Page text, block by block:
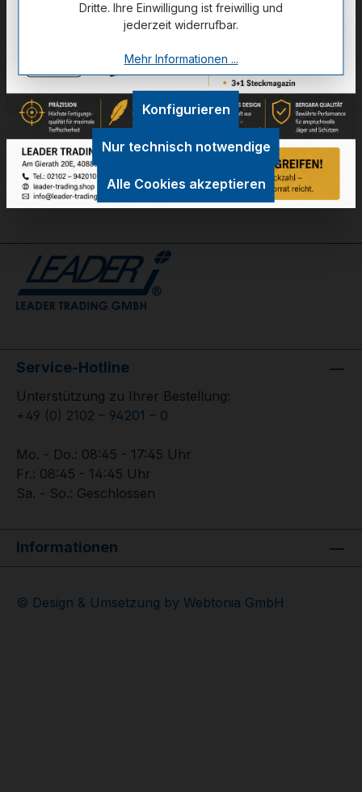
Technische Daten
GPSR Information
Bewertungen
Service-Hotline
Unterstützung zu Ihrer Bestellung:
+49 (0) 2102 – 94201 – 0
Mo. - Do.: 08:45 - 17:45 Uhr
Fr.: 08:45 - 14:45 Uhr
Sa. - So.: Geschlossen
Informationen
© Design & Umsetzung by Webtonia GmbH
Dritte. Ihre Einwilligung ist freiwillig und
jederzeit widerrufbar.
Mehr Informationen ...
Nur technisch notwendige
Konfigurieren
Alle Cookies akzeptieren